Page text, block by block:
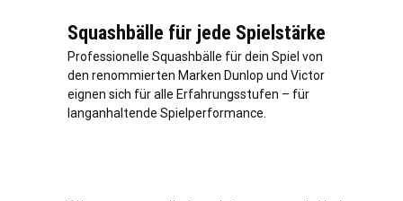
Squashbälle für jede Spielstärke
Professionelle Squashbälle für dein Spiel von
den renommierten Marken Dunlop und Victor
eignen sich für alle Erfahrungsstufen – für
langanhaltende Spielperformance.